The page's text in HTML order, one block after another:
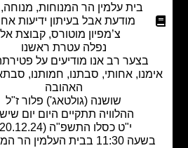
בית עלמין הר המנוחות,מנוחה, פרסום
מודעת אבל בעיתון ידיעות אחרונות,
צ’מפיון מוטורס ,קבוצת אלייד
נפלה עטרת ראשנו
בצער רב אנו מודיעים על פטירתה של
אחותי, סבתנו, חמותנו, סבתא רבתא
האהובה
שושנה (גולטאג') פלור ז"ל
ההלוויה תתקיים היום יום שישי,
י"ט כסלו התשפ"ה (20.12.24)
בשעה 11:30 בבית העלמין הר המנוחות,